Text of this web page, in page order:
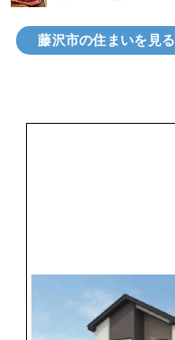
藤沢市の住まいを見る